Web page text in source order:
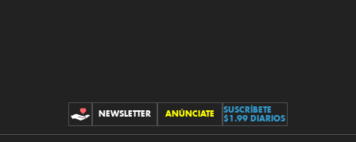
CONTRIBUCIONES
NEWSLETTER ANÚNCIATE
SUSCRÍBETE
$1.99 DIARIOS